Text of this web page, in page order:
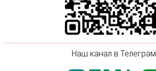
Наш канал в Телеграм